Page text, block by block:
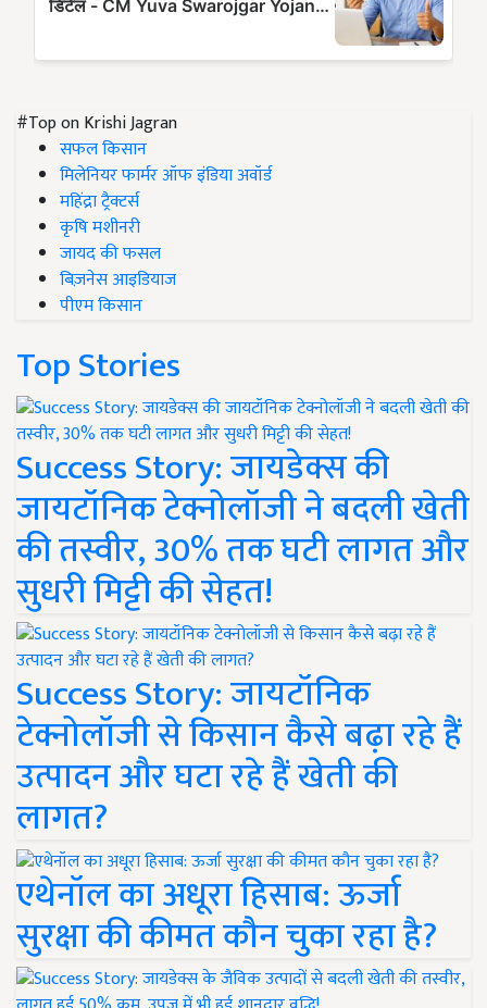
#Top on Krishi Jagran
सफल किसान
मिलेनियर फार्मर ऑफ इंडिया अवॉर्ड
महिंद्रा ट्रैक्टर्स
कृषि मशीनरी
जायद की फसल
बिज़नेस आइडियाज
पीएम किसान
Top Stories
Success Story: जायडेक्स की
जायटॉनिक टेक्नोलॉजी ने बदली खेती
की तस्वीर, 30% तक घटी लागत और
सुधरी मिट्टी की सेहत!
Success Story: जायटॉनिक
टेक्नोलॉजी से किसान कैसे बढ़ा रहे हैं
उत्पादन और घटा रहे हैं खेती की
लागत?
एथेनॉल का अधूरा हिसाब: ऊर्जा
सुरक्षा की कीमत कौन चुका रहा है?